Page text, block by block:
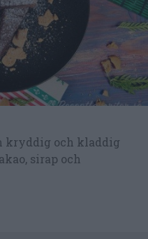
kryddig och kladdig
sirap och